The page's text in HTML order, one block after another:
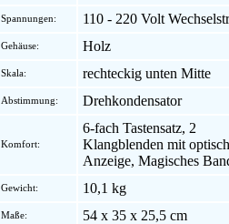
Spannungen: 110 - 220 Volt
Gehäuse: Holz
Skala: rechteckig unten Mitte
Abstimmung: Drehkondensator
Komfort:
6-fach Tastensatz, 2
Klangblenden mit
Anzeige, Magisches
Gewicht: 10,1 kg
Maße: 54 x 35 x 25,5 cm